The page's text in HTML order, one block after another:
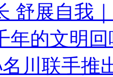
舒展自我
年的文明
川联手推